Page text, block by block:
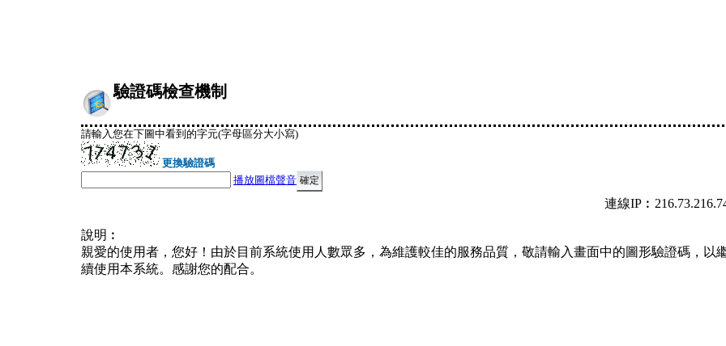
驗證碼檢查機制
請輸入您在下圖中看到的字元(字母區分大小寫)
更換驗證碼
播放圖檔聲音
連線
說明︰
親愛的使用者，您好！由於目前系統使用人數眾多，為維護較佳的服務品質，敬請輸入畫面中的圖形驗證碼，以
續使用本系統。感謝您的配合。